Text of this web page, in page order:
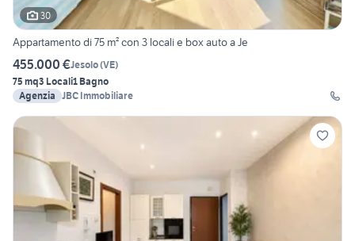
30
Appartamento di 75 m² con 3 locali e box auto a Je
455.000 €Jesolo(VE)
75 mq3 Locali1 Bagno
Agenzia JBC Immobiliare